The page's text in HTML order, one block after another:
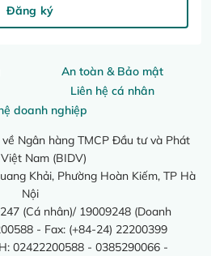
An toàn & Bảo mật
Liên hệ cá nhân
doanh nghiệp
Ngân hàng TMCP Đầu tư và Phát
Nam (BIDV)
Khải, Phường Hoàn Kiếm, TP Hà
Nội
(Cá nhân)/ 19009248 (Doanh
- Fax: (+84-24) 22200399
02422200588 - 0385290066 -
Đăng ký